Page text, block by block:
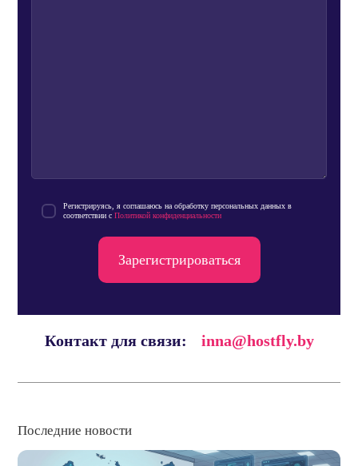
Регистрируясь, я соглашаюсь на обработку персональных данных в
соответствии сПолитикой конфиденциальности
Зарегистрироваться
Контакт для связи: inna@hostfly.by
Последние новости